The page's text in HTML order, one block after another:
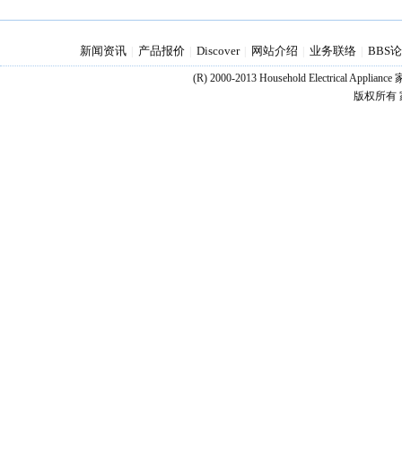
新闻资讯 产品报价 Discover 网站介绍 业务联络 BBS
(R) 2000-2013 Household Electrical
版权所有